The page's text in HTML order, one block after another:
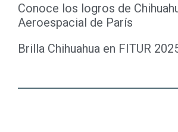
Conoce los logros de
Aeroespacial de París
Brilla Chihuahua en FITUR